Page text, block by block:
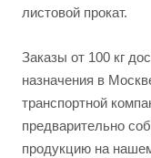
листовой прокат.
Заказы от 100 кг
назначения в
транспортной
предварительно
продукцию на